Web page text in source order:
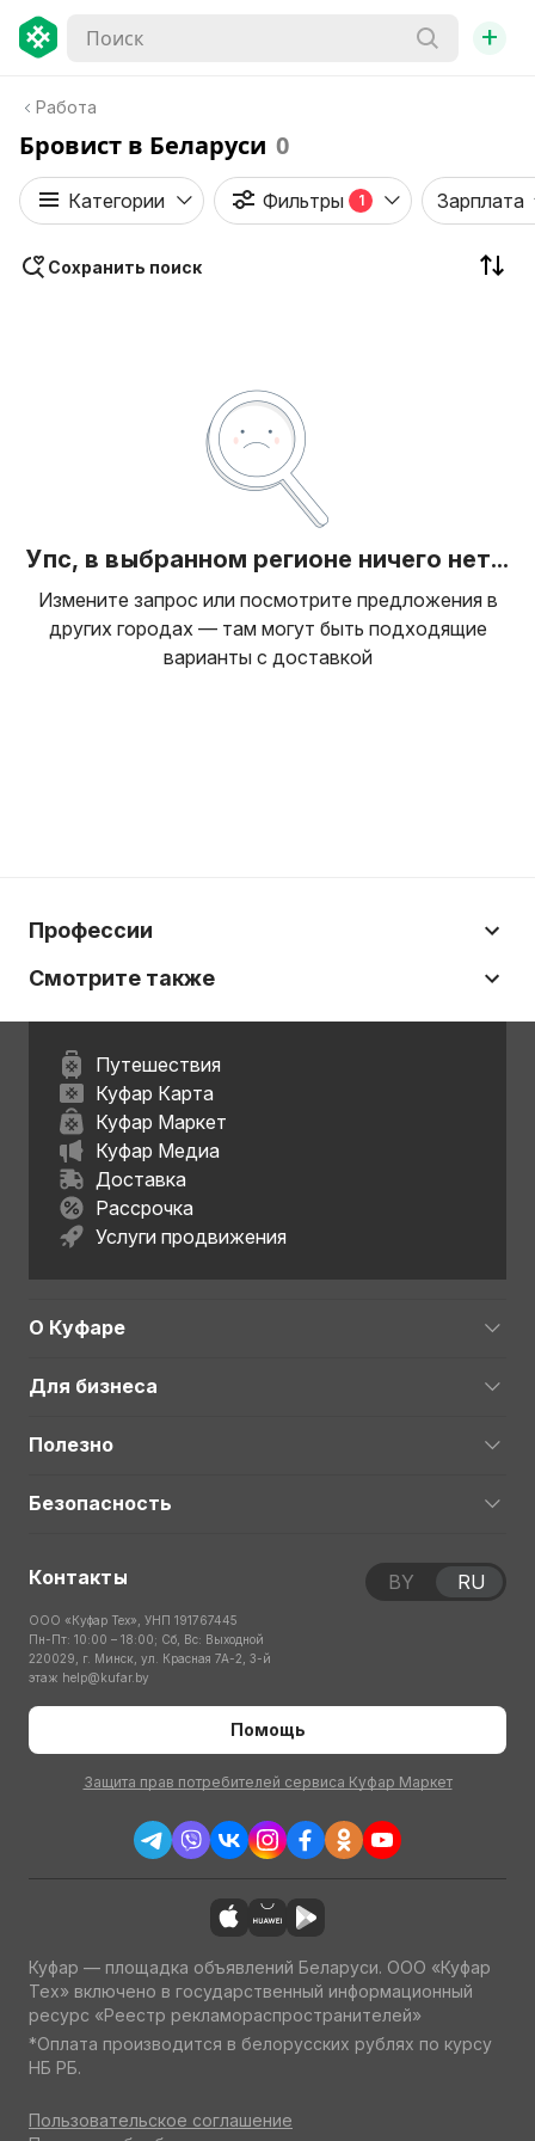
+
Работа
Бровист в Беларуси 0
Категории Фильтры 1 Зарплата
Сохранить поиск
Упс, в выбранном регионе ничего нет...
Измените запрос или посмотрите предложения в
других городах — там могут быть подходящие
варианты с доставкой
Профессии
Смотрите также
Путешествия
Куфар Карта
Куфар Маркет
Куфар Медиа
Доставка
Рассрочка
Услуги продвижения
О Куфаре
Для бизнеса
Полезно
Безопасность
Контакты
ООО «Куфар Тех», УНП 191767445
Пн-Пт: 10:00 – 18:00; Сб, Вс: Выходной
220029, г. Минск, ул. Красная 7А-2, 3-й
этаж help@kufar.by
Помощь
Защита прав потребителей сервиса Куфар Маркет
BY RU
Куфар — площадка объявлений Беларуси. ООО «Куфар
Тех» включено в государственный информационный
ресурс «Реестр рекламораспространителей»
*Оплата производится в белорусских рублях по курсу
НБ РБ.
Пользовательское соглашение